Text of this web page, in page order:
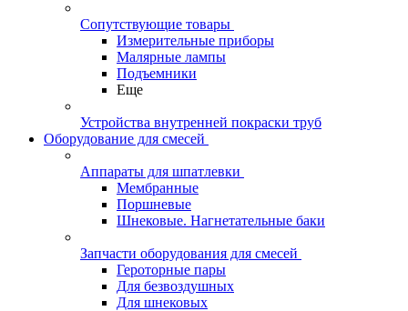
Сопутствующие товары
Измерительные приборы
Малярные лампы
Подъемники
Еще
Устройства внутренней покраски труб
Оборудование для смесей
Аппараты для шпатлевки
Мембранные
Поршневые
Шнековые. Нагнетательные баки
Запчасти оборудования для смесей
Героторные пары
Для безвоздушных
Для шнековых